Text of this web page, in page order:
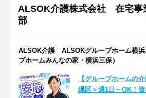
ALSOK介護株式会社 在宅
部
ALSOK介護 ALSOKグループホーム横
プホームみんなの家・横浜三保）
【グループホームの
緑区＞週1日～OK！資